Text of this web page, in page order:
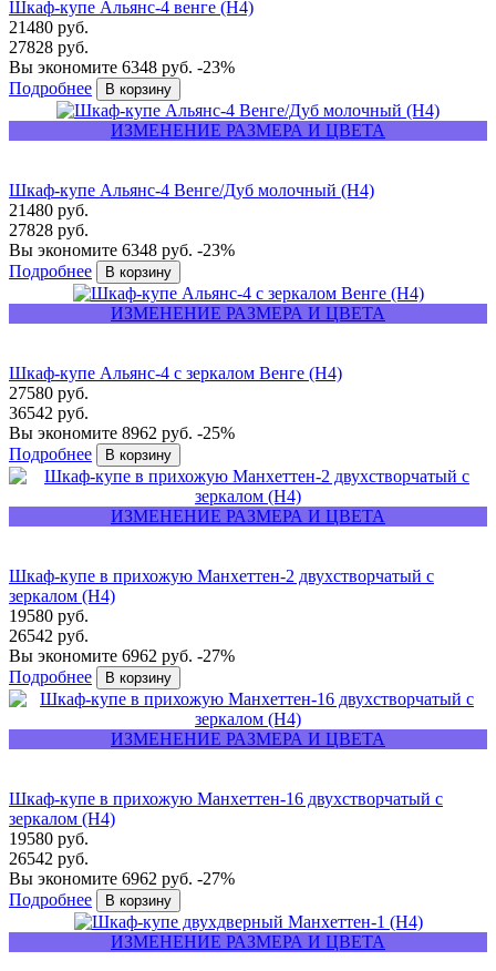
Шкаф-купе Альянс-4 венге (Н4)
21480 руб.
27828 руб.
Вы экономите 6348 руб. -23%
Подробнее
ИЗМЕНЕНИЕ РАЗМЕРА И ЦВЕТА
Шкаф-купе Альянс-4 Венге/Дуб молочный (Н4)
21480 руб.
27828 руб.
Вы экономите 6348 руб. -23%
Подробнее
ИЗМЕНЕНИЕ РАЗМЕРА И ЦВЕТА
Шкаф-купе Альянс-4 с зеркалом Венге (Н4)
27580 руб.
36542 руб.
Вы экономите 8962 руб. -25%
Подробнее
ИЗМЕНЕНИЕ РАЗМЕРА И ЦВЕТА
Шкаф-купе в прихожую Манхеттен-2 двухстворчатый с
зеркалом (Н4)
19580 руб.
26542 руб.
Вы экономите 6962 руб. -27%
Подробнее
ИЗМЕНЕНИЕ РАЗМЕРА И ЦВЕТА
Шкаф-купе в прихожую Манхеттен-16 двухстворчатый с
зеркалом (Н4)
19580 руб.
26542 руб.
Вы экономите 6962 руб. -27%
Подробнее
ИЗМЕНЕНИЕ РАЗМЕРА И ЦВЕТА